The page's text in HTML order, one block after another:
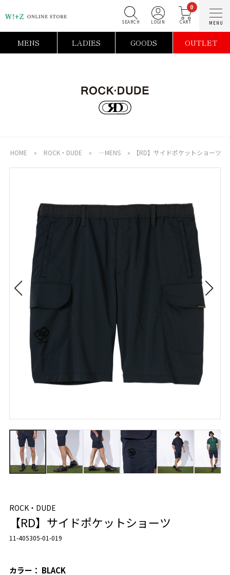
0
MENS LADIES GOODS OUTLET
HOME » ROCK・DUDE » ―MENS » 【RD】サイドポケットショーツ
ROCK・DUDE
【RD】サイドポケットショーツ
11-405305-01-019
カラー： BLACK